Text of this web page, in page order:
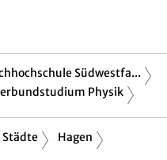
Südwestfa...
Physik
Städte Hagen